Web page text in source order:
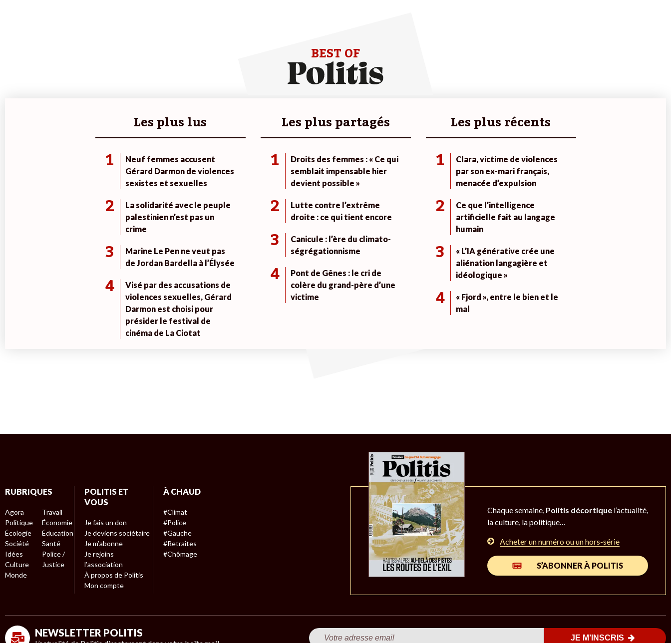
BEST OF
Les plus lus
1
Neuf femmes accusent
Gérard Darmon de violences
sexistes et sexuelles
2
La solidarité avec le peuple
palestinien n’est pas un
crime
3
Marine Le Pen ne veut pas
de Jordan Bardella à l’Élysée
4
Visé par des accusations de
violences sexuelles, Gérard
Darmon est choisi pour
présider le festival de
cinéma de La Ciotat
Les plus partagés
1
Droits des femmes : « Ce qui
semblait impensable hier
devient possible »
2
Lutte contre l’extrême
droite : ce qui tient encore
3
Canicule : l’ère du climato-
ségrégationnisme
4
Pont de Gênes : le cri de
colère du grand-père d’une
victime
Les plus récents
1
Clara, victime de violences
par son ex-mari français,
menacée d’expulsion
2
Ce que l’intelligence
artificielle fait au langage
humain
3
« L’IA générative crée une
aliénation langagière et
idéologique »
4
« Fjord », entre le bien et le
mal
RUBRIQUES
Agora
Politique
Écologie
Société
Idées
Culture
Monde
Travail
Économie
Éducation
Santé
Police /
Justice
POLITIS ET
VOUS
Je fais un don
Je deviens sociétaire
Je m’abonne
Je rejoins
l’association
À propos de Politis
Mon compte
À CHAUD
#Climat
#Police
#Gauche
#Retraites
#Chômage
Chaque semaine, Politis décortique l’actualité,
la culture, la politique…
Acheter un numéro ou un hors-série
S’ABONNER À POLITIS
NEWSLETTER POLITIS JE M’INSCRIS